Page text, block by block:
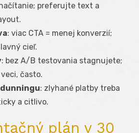
preferujte text a
: viac CTA = menej konverzií;
cieľ.
: bez A/B testovania stagnujete;
často.
: zlyhané platby treba
a citlivo.
plán v 30